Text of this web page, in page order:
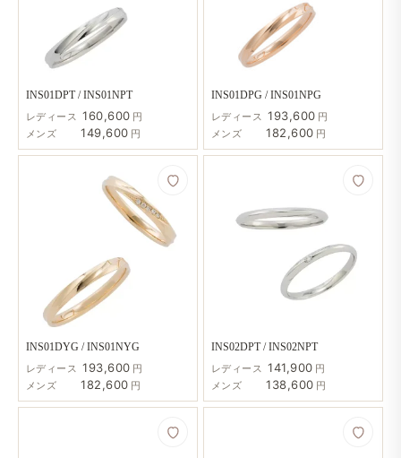
INS01DPT / INS01NPT
レディース 160,600 円
メンズ
149,600 円
INS01DPG / INS01NPG
レディース 193,600 円
メンズ
182,600 円
INS01DYG / INS01NYG
レディース 193,600 円
メンズ
182,600 円
INS02DPT / INS02NPT
レディース 141,900 円
メンズ
138,600 円